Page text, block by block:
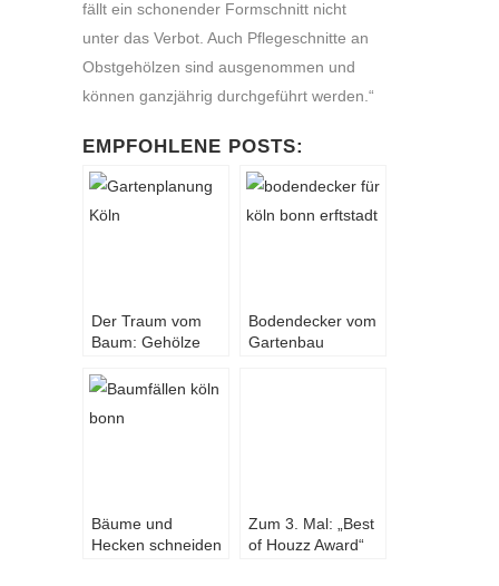
fällt ein schonender Formschnitt nicht
unter das Verbot. Auch Pflegeschnitte an
Obstgehölzen sind ausgenommen und
können ganzjährig durchgeführt werden.“
EMPFOHLENE POSTS:
Der Traum vom
Baum: Gehölze
Gärten in Köln
Bodendecker vom
Gartenbau
Bäume und
Hecken schneiden
Zum 3. Mal: „Best
of Houzz Award“